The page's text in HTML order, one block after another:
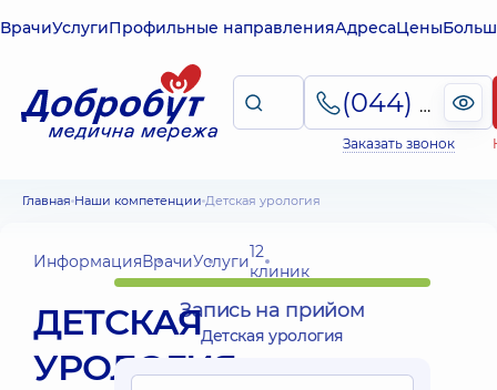
ВрачиУслугиПрофильные направленияАдресаЦены
(044) 495-2-888
Заказать звонок
Главная Наши компетенции Детская урология
ИнформацияВрачиУслуги12
клиник
ДЕТСКАЯ
УРОЛОГИЯ
Запись на прийом
Детская урология